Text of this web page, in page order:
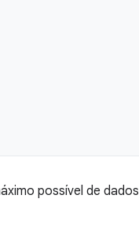
possível de dados